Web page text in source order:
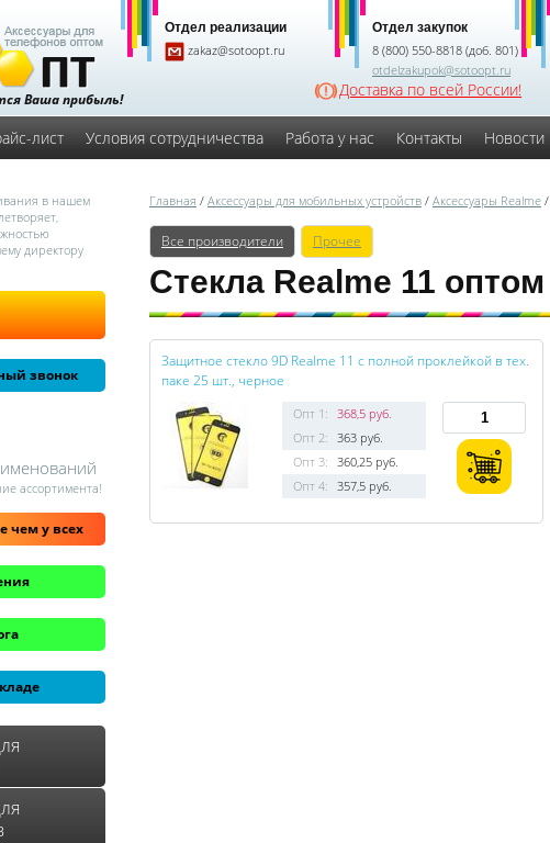
Ваша прибыль!
Отдел реализации
zakaz@sotoopt.ru
Отдел закупок
8 (800) 550-8818 (доб. 801)
otdelzakupok@sotoopt.ru
Доставка по всей России!
лист Условия сотрудничества Работа у нас Контакты Новости
в нашем
директору
звонок
ассортимента!
чем у всех
Главная / Аксессуары для мобильных устройств / Аксессуары Realme /
Все производители Прочее
Стекла Realme 11 оптом
Защитное стекло 9D Realme 11 с полной проклейкой в тех.
паке 25 шт., черное
Опт 1: 368,5 руб.
Опт 2: 363 руб.
Опт 3: 360,25 руб.
Опт 4: 357,5 руб.